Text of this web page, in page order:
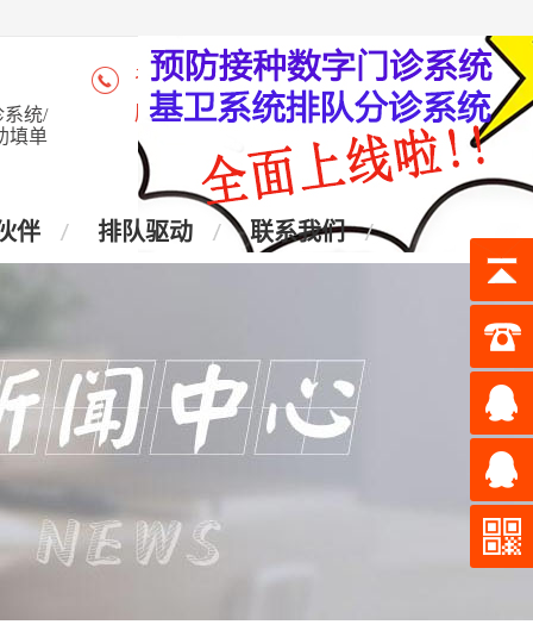
系统/
填单
咨询热线：4006-028-965
座 机：028-87438905
伴 排队驱动 联系我们